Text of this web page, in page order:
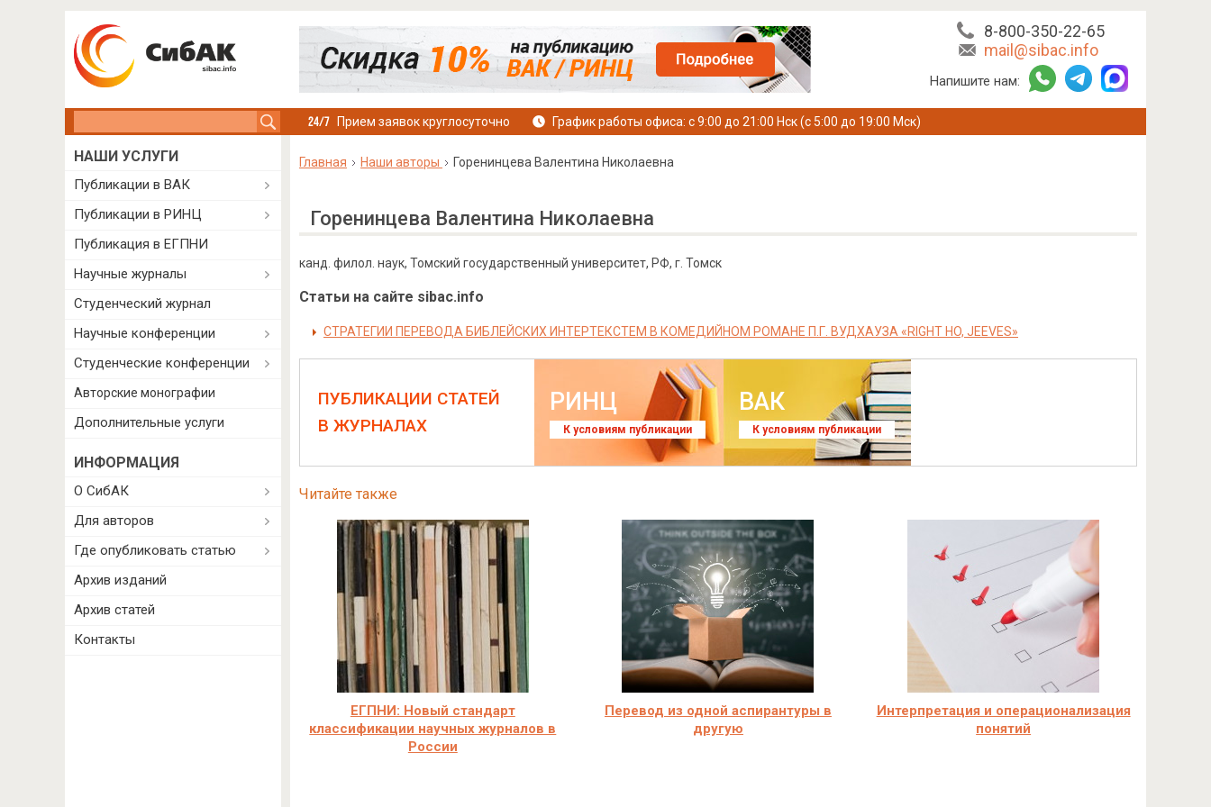
8-800-350-22-65
mail@sibac.info
Напишите нам:
Прием заявок круглосуточно График работы офиса: с 9:00 до 21:00 Нск (с 5:00 до 19:00 Мск)
Главная Наши авторы Горенинцева Валентина Николаевна
Горенинцева Валентина Николаевна
канд. филол. наук, Томский государственный университет, РФ, г. Томск
Статьи на сайте sibac.info
СТРАТЕГИИ ПЕРЕВОДА БИБЛЕЙСКИХ ИНТЕРТЕКСТЕМ В КОМЕДИЙНОМ РОМАНЕ П.Г. ВУДХАУЗА «RIGHT HO, JEEVES»
ПУБЛИКАЦИИ СТАТЕЙ
В ЖУРНАЛАХ
РИНЦ
К условиям публикации
ВАК
К условиям публикации
Читайте также
ЕГПНИ: Новый стандарт
классификации научных журналов в
России
Перевод из одной аспирантуры в
другую
Интерпретация и операционализация
понятий
НАШИ УСЛУГИ
Публикации в ВАК
Публикации в РИНЦ
Публикация в ЕГПНИ
Научные журналы
Студенческий журнал
Научные конференции
Студенческие конференции
Авторские монографии
Дополнительные услуги
ИНФОРМАЦИЯ
О СибАК
Для авторов
Где опубликовать статью
Архив изданий
Архив статей
Контакты